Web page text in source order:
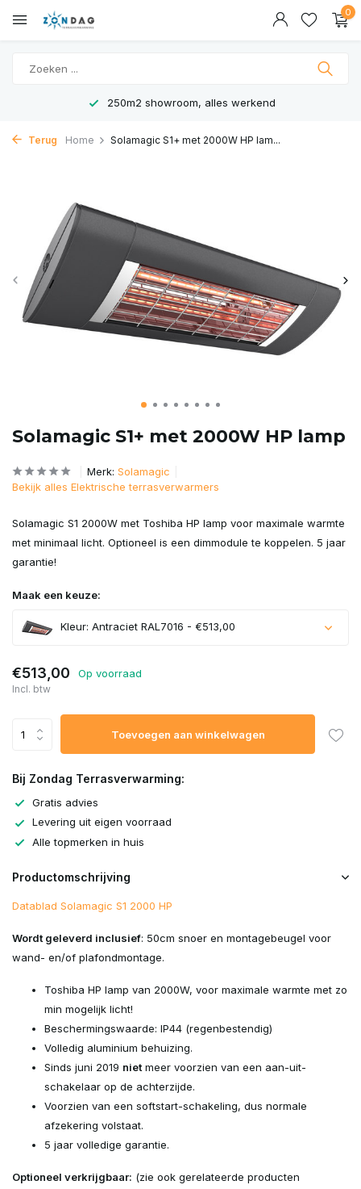
0
250m2 showroom, alles werkend
Terug Home Solamagic S1+ met 2000W HP lam...
Solamagic S1+ met 2000W HP lamp
Merk: Solamagic
Bekijk alles Elektrische terrasverwarmers
Solamagic S1 2000W met Toshiba HP lamp voor maximale warmte
met minimaal licht. Optioneel is een dimmodule te koppelen. 5 jaar
garantie!
Maak een keuze:
Kleur: Antraciet RAL7016 - €513,00
€513,00 Op voorraad
Incl. btw
Toevoegen aan winkelwagen
Bij Zondag Terrasverwarming:
Gratis advies
Levering uit eigen voorraad
Alle topmerken in huis
Productomschrijving
Datablad Solamagic S1 2000 HP
Wordt geleverd inclusief: 50cm snoer en montagebeugel voor
wand- en/of plafondmontage.
Toshiba HP lamp van 2000W, voor maximale warmte met zo
min mogelijk licht!
Beschermingswaarde: IP44 (regenbestendig)
Volledig aluminium behuizing.
Sinds juni 2019 nietmeer voorzien van een aan-uit-
schakelaar op de achterzijde.
Voorzien van een softstart-schakeling, dus normale
afzekering volstaat.
5 jaar volledige garantie.
Optioneel verkrijgbaar: (zie ook gerelateerde producten